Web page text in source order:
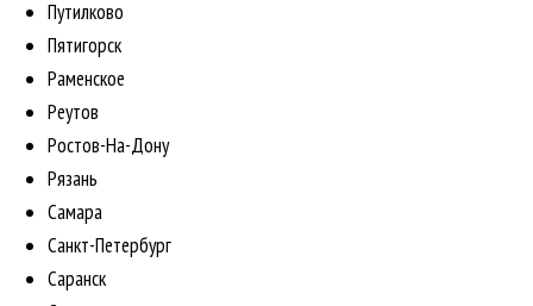
Путилково
Пятигорск
Раменское
Реутов
Ростов-На-Дону
Рязань
Самара
Санкт-Петербург
Саранск